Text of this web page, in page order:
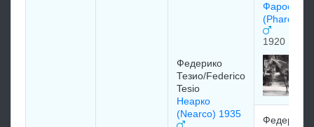
Федерико
Тезио/Federico
Tesio
Неарко
(Nearco) 1935
Фарос
(Pharos)
1920
Федерико